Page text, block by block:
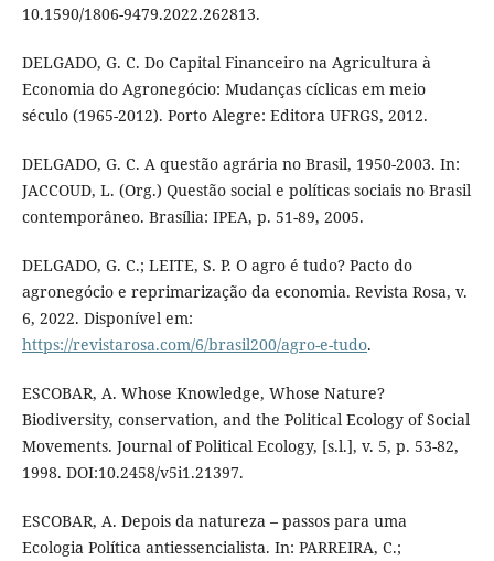
10.1590/1806-9479.2022.262813.
DELGADO, G. C. Do Capital Financeiro na Agricultura à
Economia do Agronegócio: Mudanças cíclicas em meio
século (1965-2012). Porto Alegre: Editora UFRGS, 2012.
DELGADO, G. C. A questão agrária no Brasil, 1950-2003. In:
JACCOUD, L. (Org.) Questão social e políticas sociais no Brasil
contemporâneo. Brasília: IPEA, p. 51-89, 2005.
DELGADO, G. C.; LEITE, S. P. O agro é tudo? Pacto do
agronegócio e reprimarização da economia. Revista Rosa, v.
6, 2022. Disponível em:
https://revistarosa.com/6/brasil200/agro-e-tudo.
ESCOBAR, A. Whose Knowledge, Whose Nature?
Biodiversity, conservation, and the Political Ecology of Social
Movements. Journal of Political Ecology, [s.l.], v. 5, p. 53-82,
1998. DOI:10.2458/v5i1.21397.
ESCOBAR, A. Depois da natureza – passos para uma
Ecologia Política antiessencialista. In: PARREIRA, C.;